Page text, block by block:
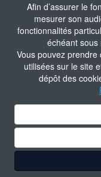
Afin d’assurer le
mesurer son
fonctionnalités
échéant
Vous pouvez
utilisées sur le site
dépôt des